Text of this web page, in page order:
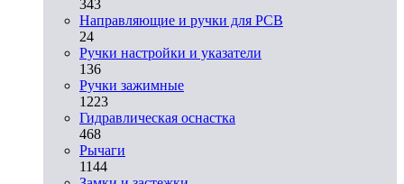
343
Направляющие и ручки для PCB
24
Ручки настройки и указатели
136
Ручки зажимные
1223
Гидравлическая оснастка
468
Рычаги
1144